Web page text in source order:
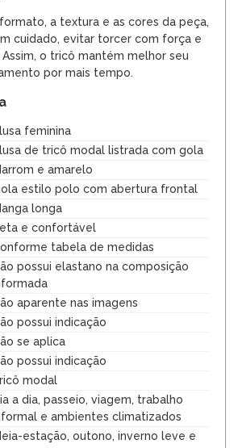
a textura e as cores da peça,
cuidado, evitar torcer com força e
o tricô mantém melhor seu
por mais tempo.
feminina
de tricô modal listrada com gola
e amarelo
estilo polo com abertura frontal
longa
e confortável
tabela de medidas
possui elastano na composição
aparente nas imagens
possui indicação
se aplica
possui indicação
modal
a dia, passeio, viagem, trabalho
e ambientes climatizados
estação, outono, inverno leve e